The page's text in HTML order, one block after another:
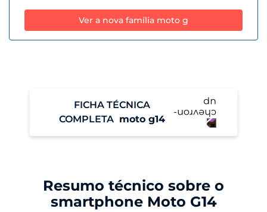
Ver a nova família moto g
FICHA TÉCNICA
COMPLETA moto g14
Sistema Operacional
Resumo técnico sobre o
smartphone Moto G14